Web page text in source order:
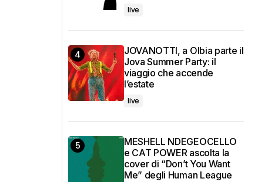
live
JOVANOTTI, a Olbia parte il
Jova Summer Party: il
viaggio che accende
l’estate
live
MESHELL NDEGEOCELLO
e CAT POWER ascolta la
cover di “Don’t You Want
Me” degli Human League